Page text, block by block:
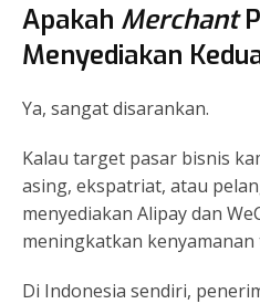
Apakah Merchant
Menyediakan
Ya, sangat disarankan.
Kalau target pasar bisnis
asing, ekspatriat, atau
menyediakan Alipay dan
meningkatkan
Di Indonesia sendiri,